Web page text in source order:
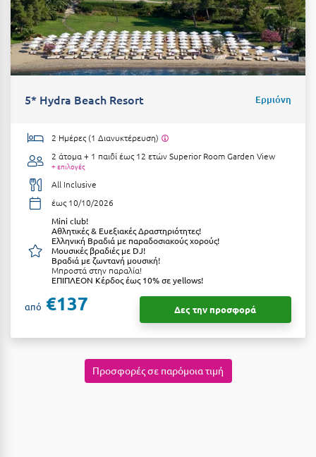
Λεπτοκαρυά
Λέσβος
Λευκάδα
Λήμνος
Λιτόχωρο
Λουτρά Πόζαρ
Λουτρά Υπάτης
Λουτράκι
Λούτσα
5* Hydra Beach Resort Ερμιόνη
2 Ημέρες (1 Διανυκτέρευση)
2 άτομα + 1 παιδί έως 12 ετώνSuperior Room Garden View
+ επιλογές
All Inclusive
έως 10/10/2026
Μini club!
Αθλητικές & Ευεξιακές Δραστηριότητες!
Ελληνική Βραδιά με παραδοσιακούς χορούς!
Μουσικές βραδιές με DJ!
Βραδιά με ζωντανή μουσική!
Μπροστά στην παραλία!
ΕΠΙΠΛΕΟΝ Κέρδος έως 10% σε yellows!
από €137 Δες την προσφορά
Προσφορές σε παρόμοια τιμή